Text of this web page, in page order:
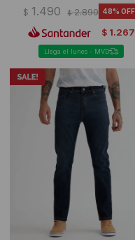
$ 1.490 $ 2.890 48
$ 1.267
Llega el lunes - MVD
Tejidos
Buzos
Shorts de baño
Sherpas